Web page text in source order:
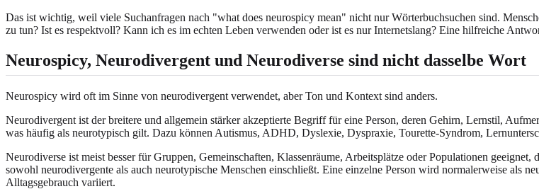
Das ist wichtig, weil viele Suchanfragen nach "what does neurospicy mean" nicht nur Wörterbuchsuchen sind.
zu tun? Ist es respektvoll? Kann ich es im echten Leben verwenden oder ist es nur Internetslang? Eine hilfreiche
Neurospicy, Neurodivergent und Neurodiverse sind nicht dasselbe Wort
Neurospicy wird oft im Sinne von neurodivergent verwendet, aber Ton und Kontext sind anders.
Neurodivergent ist der breitere und allgemein stärker akzeptierte Begriff für eine Person, deren Gehirn, Lernstil,
was häufig als neurotypisch gilt. Dazu können Autismus, ADHD, Dyslexie, Dyspraxie, Tourette-Syndrom,
Neurodiverse ist meist besser für Gruppen, Gemeinschaften, Klassenräume, Arbeitsplätze oder Populationen
sowohl neurodivergente als auch neurotypische Menschen einschließt. Eine einzelne Person wird normalerweise als
Alltagsgebrauch variiert.